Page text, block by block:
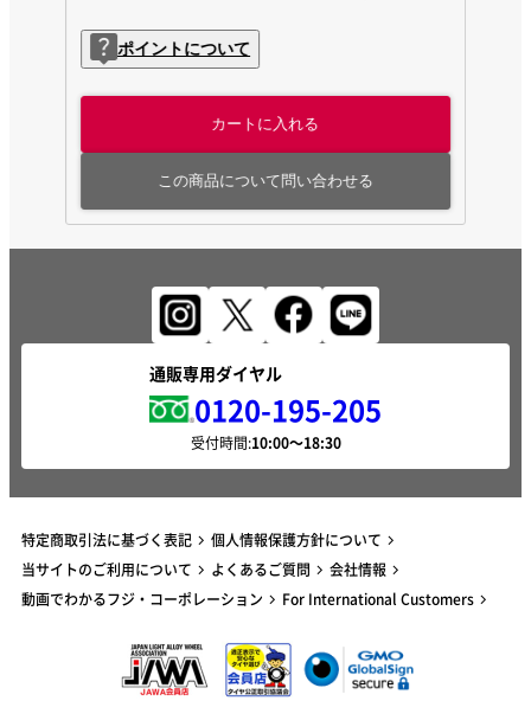
ポイントについて
カートに入れる
この商品について問い合わせる
通販専用ダイヤル
0120-195-205
受付時間:
特定商取引法に基づく表記
個人情報保護方針について
当サイトのご利用について
よくあるご質問
会社情報
動画でわかるフジ・コーポレーション
For International Customers